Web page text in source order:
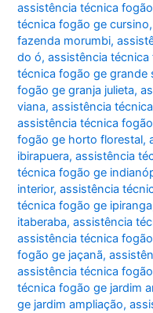
assistência técnica
técnica fogão ge cursino
fazenda morumbi,
do ó,assistência
técnica fogão ge grande
fogão ge granja julieta,
viana,assistência
assistência técnica
fogão ge horto florestal,
ibirapuera,assistência
técnica fogão ge
interior,assistência
técnica fogão ge ipiranga
itaberaba,assistência
assistência técnica
fogão ge jaçanã,
assistência técnica
técnica fogão ge jardim
ge jardim ampliação,